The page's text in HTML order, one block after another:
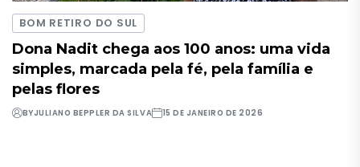
BOM RETIRO DO SUL
Dona Nadit chega aos 100 anos: uma vida
simples, marcada pela fé, pela família e
pelas flores
BYJULIANO BEPPLER DA SILVA 15 DE JANEIRO DE 2026